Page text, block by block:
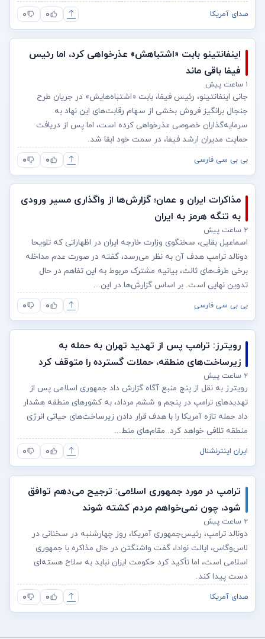
صدای آمریکا ۰ ۰
اینفانتینو بابت «اشتباهش» عذرخواهی کرد، اما رئیس
فیفا باقی ماند
۱ ساعت پیش
جانی اینفانتینو، رئیس فیفا، بابت «اشتباه‌هایش» در جریان طرح
جنجال برانگیز فروش بخشی از سهام رقابت‌های این نهاد به
سرمایه‌گذاران خصوصی عذرخواهی کرده است، اما پس از دریافت
حمایت مدیران ارشد فیفا، در سمت خود ابقا شد.
بی بی سی فارسی ۰ ۰
مذاکرات ایران و عمان؛ گزارش‌ها از واگذاری مسیر ورودی
به تنگه هرمز به ایران
۲ ساعت پیش
اسماعیل بقایی، سخنگوی وزارت خارجه ایران در اظهاراتی که تلویحا
دونالد ترامپ هدف آن به نظر می‌رسد، گفته در صورت عدم مداخله
برخی طرف‌های ثالث، بیانیه مشترک مربوط به این تفاهم در حال
تدوین نهایی است. بر اساس گزارش‌ها در این...
بی بی سی فارسی ۰ ۰
رویترز: ترامپ پس از تهدید تهران به حمله به
زیرساخت‌های منطقه، حملات گسترده را متوقف کرد
۲ ساعت پیش
رویترز به نقل از پنج منبع آگاه گزارش داد جمهوری اسلامی پس از
تهدیدهای ترامپ در پنجم و ششم مرداد، به کشورهای منطقه هشدار
داد حمله تازه آمریکا را با هدف قرار دادن زیرساخت‌های حیاتی انرژی
منطقه تلافی خواهد کرد. مقام‌های منط...
ایران اینترنشنال ۰ ۰
ترامپ در مورد جمهوری اسلامی: ترجیح می‌دهم توافق
شود، چون نمی‌خواهم مردم کشته شوند
۲ ساعت پیش
دونالد ترامپ، رئیس‌جمهوری آمریکا، روز چهارشنبه در سخنانی در
لاس‌وگاس، ایالت نوادا، گفت واشنگتن در حال مذاکره با جمهوری
اسلامی است، اما تأکید کرد حکومت ایران نباید به سلاح هسته‌ای
دست پیدا کند.
صدای آمریکا ۰ ۰